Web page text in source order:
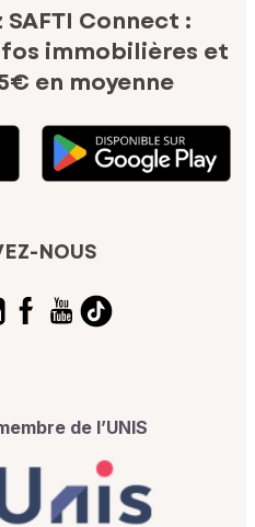
Connect :
immobilières et
en moyenne
NOUS
de l’UNIS